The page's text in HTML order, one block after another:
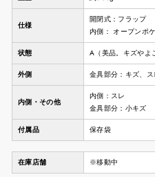
仕様
開閉式：フラップ
内側： オープンポ
状態 A（美品。キズやよ
外側 金具部分：キズ、ス
内側・その他
内側：スレ
金具部分：小キズ
付属品 保存袋
在庫店舗 ※移動中